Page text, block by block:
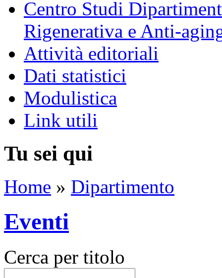
Centro Studi
Rigenerativa e Anti-
Attività editoriali
Dati statistici
Modulistica
Link utili
Tu sei qui
Home » Dipartimento
Eventi
Cerca per titolo